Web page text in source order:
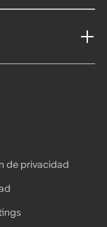
de privacidad